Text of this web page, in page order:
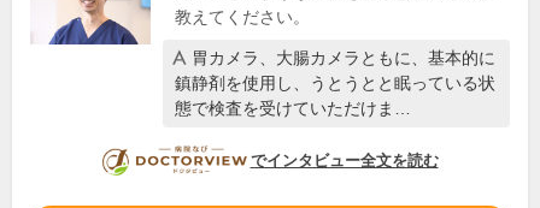
教えてください。
胃カメラ、大腸カメラともに、基本的に
鎮静剤を使用し、うとうとと眠っている状
態で検査を受けていただけま…
DOCTORVIEW
でインタビュー全文を読む